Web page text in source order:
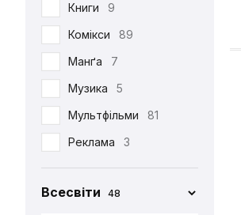
Mictoys
Mighty Jaxx
NECA
12
One Toys
Play Arts KAI
73
Pop Toys
1
Present Toys 1
S.H.Figuarts
Книги
9
Комікси
89
Манґа
7
Музика
5
Мультфільми
81
Реклама
3
Серіали
39
Фільми
125
Всесвіти 48